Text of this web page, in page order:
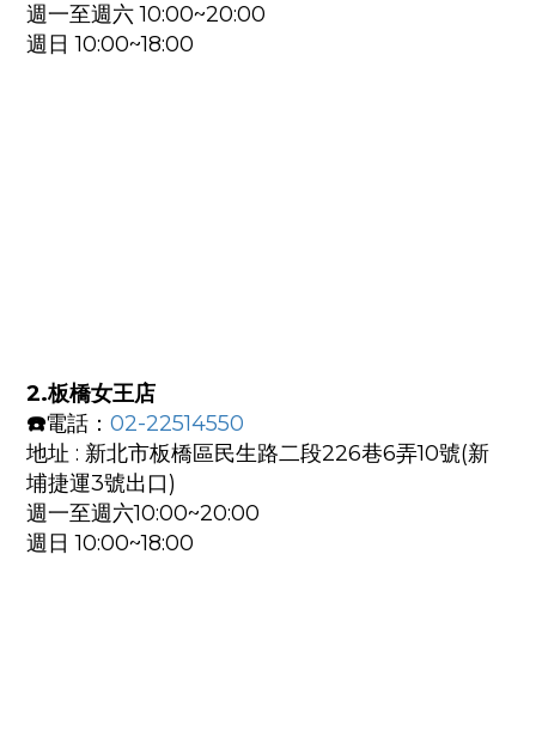
週一至週六 10:00~20:00
週日 10:00~18:00
2.板橋女王店
☎️電話： 02-22514550
地址 : 新北市板橋區民生路二段226巷6弄10號(新
埔捷運3號出口)
週一至週六10:00~20:00
週日 10:00~18:00